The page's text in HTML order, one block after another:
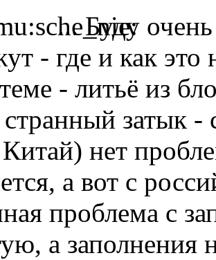
... Буду очень
- где и как это
- литьё из
затык -
нет
а вот с
проблема с
а заполнения